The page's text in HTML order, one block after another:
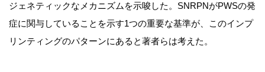
ジェネティックなメカニズムを示唆した。SNRPNがPWSの発
症に関与していることを示す1つの重要な基準が、このインプ
リンティングのパターンにあると著者らは考えた。